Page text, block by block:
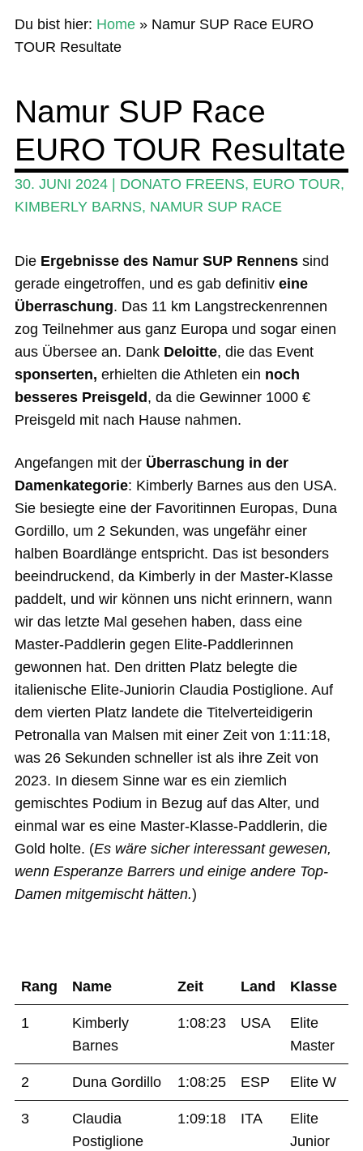
SUP-Events
Ratgeber
Das Magazin
Stand Up Magazin TV
Mein Konto
Du bist hier: Home» Namur SUP Race EURO
TOUR Resultate
Namur SUP Race
EURO TOUR Resultate
30. JUNI 2024| DONATO FREENS, EURO TOUR,
KIMBERLY BARNS, NAMUR SUP RACE
Die Ergebnisse des Namur SUP Rennenssind
gerade eingetroffen, und es gab definitiv eine
Überraschung. Das 11 km Langstreckenrennen
zog Teilnehmer aus ganz Europa und sogar einen
aus Übersee an. Dank Deloitte, die das Event
sponserten, erhielten die Athleten ein noch
besseres Preisgeld , da die Gewinner 1000 €
Preisgeld mit nach Hause nahmen.
Angefangen mit der Überraschung in der
Damenkategorie: Kimberly Barnes aus den USA.
Sie besiegte eine der Favoritinnen Europas, Duna
Gordillo, um 2 Sekunden, was ungefähr einer
halben Boardlänge entspricht. Das ist besonders
beeindruckend, da Kimberly in der Master-Klasse
paddelt, und wir können uns nicht erinnern, wann
wir das letzte Mal gesehen haben, dass eine
Master-Paddlerin gegen Elite-Paddlerinnen
gewonnen hat. Den dritten Platz belegte die
italienische Elite-Juniorin Claudia Postiglione. Auf
dem vierten Platz landete die Titelverteidigerin
Petronalla van Malsen mit einer Zeit von 1:11:18,
was 26 Sekunden schneller ist als ihre Zeit von
2023. In diesem Sinne war es ein ziemlich
gemischtes Podium in Bezug auf das Alter, und
einmal war es eine Master-Klasse-Paddlerin, die
Gold holte. (Es wäre sicher interessant gewesen,
wenn Esperanze Barrers und einige andere Top-
Damen mitgemischt hätten.)
Rang Name Zeit Land Klasse
1
Kimberly
Barnes
1:08:23 USA
Elite
Master
2 Duna Gordillo 1:08:25 ESP Elite W
3
Claudia
Postiglione
1:09:18 ITA
Elite
Junior